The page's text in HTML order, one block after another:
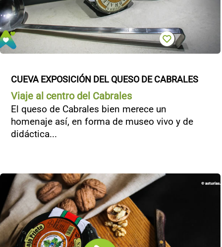
CUEVA EXPOSICIÓN DEL QUESO DE CABRALES
Viaje al centro del Cabrales
El queso de Cabrales bien merece un
homenaje así, en forma de museo vivo y de
didáctica...